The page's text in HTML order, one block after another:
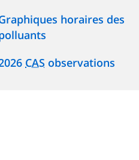
horaires des
CAS observations